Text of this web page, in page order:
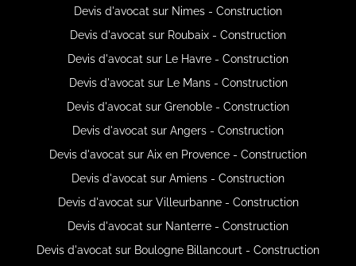
Devis d'avocat sur Nimes - Construction
Devis d'avocat sur Roubaix - Construction
Devis d'avocat sur Le Havre - Construction
Devis d'avocat sur Le Mans - Construction
Devis d'avocat sur Grenoble - Construction
Devis d'avocat sur Angers - Construction
Devis d'avocat sur Aix en Provence - Construction
Devis d'avocat sur Amiens - Construction
Devis d'avocat sur Villeurbanne - Construction
Devis d'avocat sur Nanterre - Construction
Devis d'avocat sur Boulogne Billancourt - Construction